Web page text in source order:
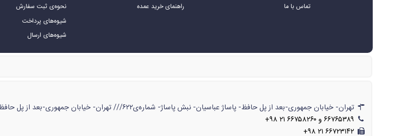
تماس با ما راهنمای خرید عمده
نحوه‌ی ثبت سفارش
شیوه‌های پرداخت
شیوه‌های ارسال
تهران- خیابان جمهوری-بعد از پل حافظ- پاساژ عباسیان- نبش پاساژ- شماره‌ی۶۲۲/// تهران- خیابان جمهوری-بعد از پل حافظ- پاساژ امجد- طبقه‌ی زیر همکف- شماره‌ی ۵۳
۶۶۷۶۵۳۸۹ و ۶۶۷۵۸۲۶۰ ۲۱ ۹۸+
۶۶۷۲۳۱۴۲ ۲۱ ۹۸+